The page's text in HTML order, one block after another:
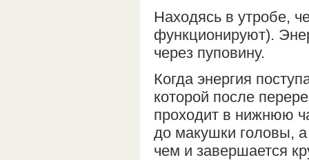
Находясь в утробе,
функционируют).
через пуповину.
Когда энергия
которой после
проходит в нижнюю
до макушки головы,
чем и завершается